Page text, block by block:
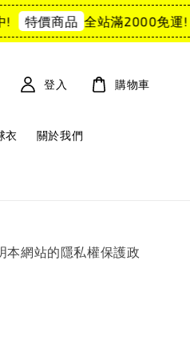
特價商品 全站滿2000免運!
衣 關於我們
登入 購物車
網站的隱私權保護政